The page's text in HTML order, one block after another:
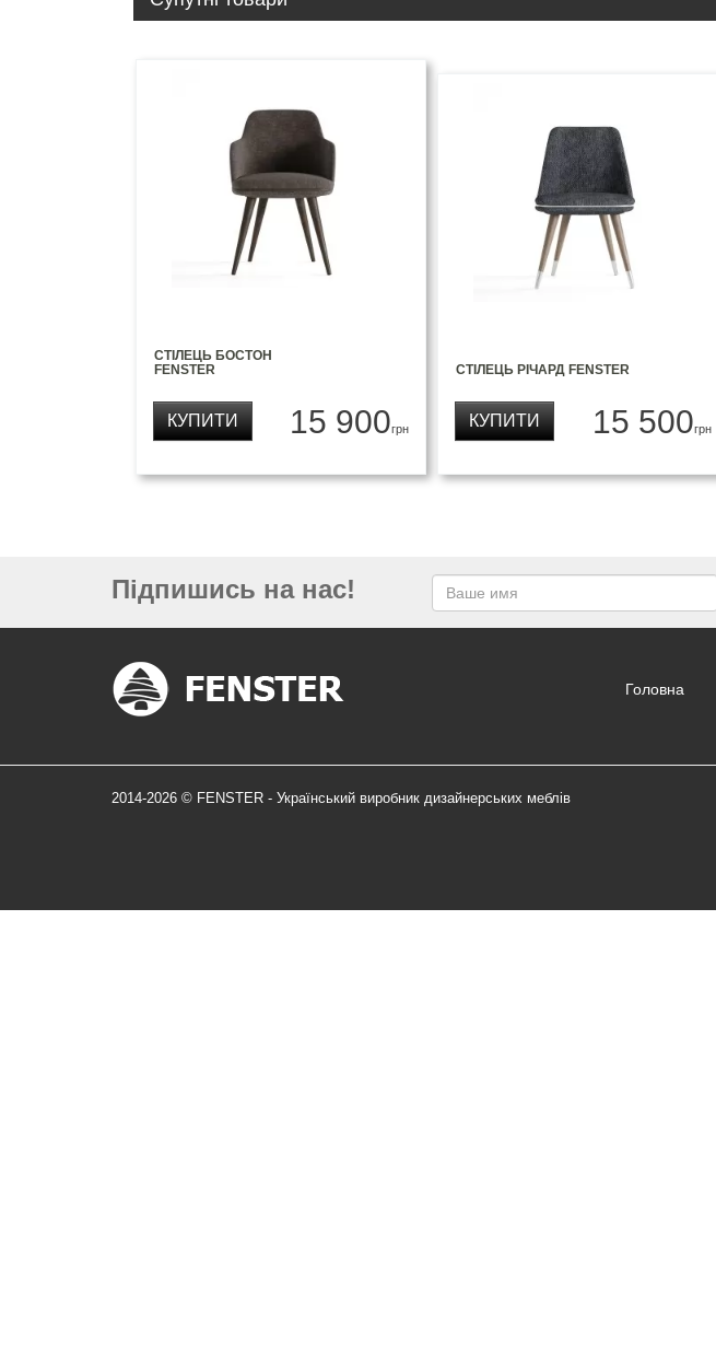
СТІЛЕЦЬ БОСТОН
FENSTER
15 900грн
КУПИТИ
СТІЛЕЦЬ РІЧАРД FENSTER
15 500грн
КУПИТИ
Підпишись на нас!
Головна
2014-2026 © FENSTER - Український виробник дизайнерських меблів